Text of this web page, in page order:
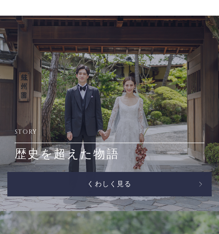
STORY
歴史を超えた物語
くわしく見る